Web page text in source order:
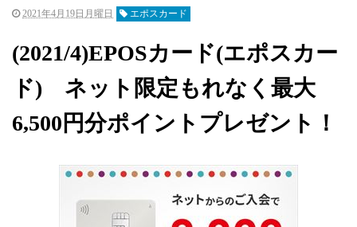
2021年4月19日月曜日 エポスカード
(2021/4)EPOSカード(エポスカー
ド) ネット限定もれなく最大
6,500円分ポイントプレゼント！